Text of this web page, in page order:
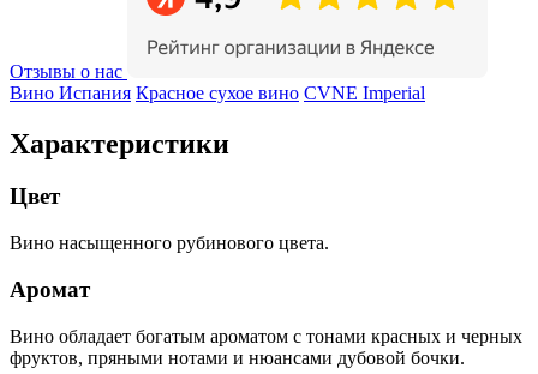
Отзывы о нас
Вино Испания Красное сухое вино CVNE Imperial
Характеристики
Цвет
Вино насыщенного рубинового цвета.
Аромат
Вино обладает богатым ароматом с тонами красных и черных
фруктов, пряными нотами и нюансами дубовой бочки.